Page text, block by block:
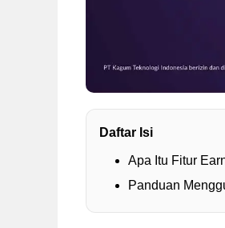
Daftar Isi
Apa Itu Fitur
Panduan